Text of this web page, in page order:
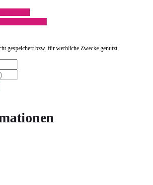
gespeichert bzw. für werbliche Zwecke genutzt